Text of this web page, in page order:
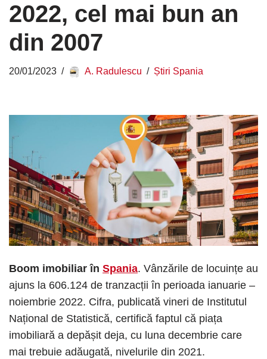
2022, cel mai bun an
din 2007
20/01/2023 A. Radulescu Știri Spania
Boom imobiliar în Spania. Vânzările de locuințe au
ajuns la 606.124 de tranzacții în perioada ianuarie –
noiembrie 2022. Cifra, publicată vineri de Institutul
Național de Statistică, certifică faptul că piața
imobiliară a depășit deja, cu luna decembrie care
mai trebuie adăugată, nivelurile din 2021.